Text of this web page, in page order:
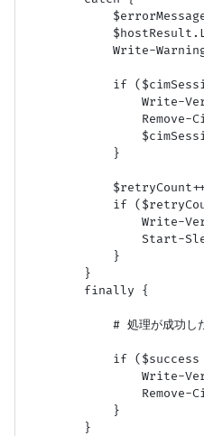
Write-
if
Write-
Remove-
            }
if
Write-
Start-
            }
        }
        finally {
# 処理が成功し
if
Write-
Remove-
            }
        }